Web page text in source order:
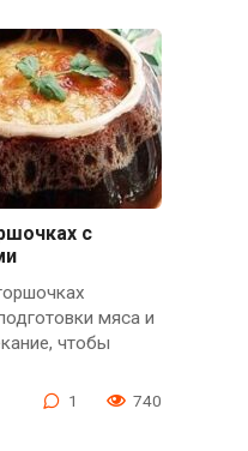
с
мяса и
чтобы
1 740